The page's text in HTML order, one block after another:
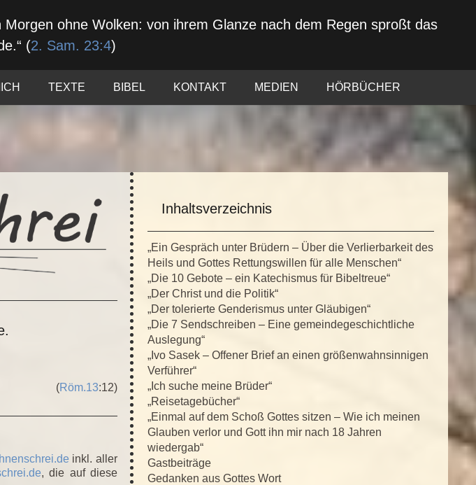
ohne Wolken: von ihrem Glanze nach dem Regen sproßt das
(2. Sam. 23:4)
TEXTE BIBEL KONTAKT MEDIEN HÖRBÜCHER
(Röm.13:12)
inkl. aller
, die auf diese
Inhaltsverzeichnis
„Ein Gespräch unter Brüdern – Über die Verlierbarkeit des
Heils und Gottes Rettungswillen für alle Menschen“
„Die 10 Gebote – ein Katechismus für Bibeltreue“
„Der Christ und die Politik“
„Der tolerierte Genderismus unter Gläubigen“
„Die 7 Sendschreiben – Eine gemeindegeschichtliche
Auslegung“
„Ivo Sasek – Offener Brief an einen größenwahnsinnigen
Verführer“
„Ich suche meine Brüder“
„Reisetagebücher“
„Einmal auf dem Schoß Gottes sitzen – Wie ich meinen
Glauben verlor und Gott ihn mir nach 18 Jahren
wiedergab“
Gastbeiträge
Gedanken aus Gottes Wort